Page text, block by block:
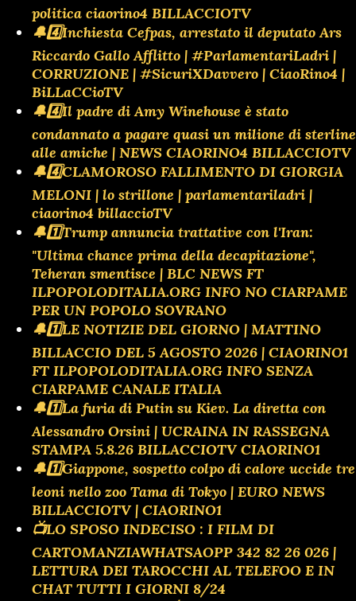
politica ciaorino4 BILLACCIOTV
🔔4️⃣Inchiesta Cefpas, arrestato il deputato Ars
Riccardo Gallo Afflitto | #ParlamentariLadri |
CORRUZIONE | #SicuriXDavvero | CiaoRino4 |
BiLLaCCioTV
🔔4️⃣Il padre di Amy Winehouse è stato
condannato a pagare quasi un milione di sterline
alle amiche | NEWS CIAORINO4 BILLACCIOTV
🔔4️⃣CLAMOROSO FALLIMENTO DI GIORGIA
MELONI | lo strillone | parlamentariladri |
ciaorino4 billaccioTV
🔔1️⃣Trump annuncia trattative con l'Iran:
"Ultima chance prima della decapitazione",
Teheran smentisce | BLC NEWS FT
ILPOPOLODITALIA.ORG INFO NO CIARPAME
PER UN POPOLO SOVRANO
🔔1️⃣LE NOTIZIE DEL GIORNO | MATTINO
BILLACCIO DEL 5 AGOSTO 2026 | CIAORINO1
FT ILPOPOLODITALIA.ORG INFO SENZA
CIARPAME CANALE ITALIA
🔔1️⃣La furia di Putin su Kiev. La diretta con
Alessandro Orsini | UCRAINA IN RASSEGNA
STAMPA 5.8.26 BILLACCIOTV CIAORINO1
🔔1️⃣Giappone, sospetto colpo di calore uccide tre
leoni nello zoo Tama di Tokyo | EURO NEWS
BILLACCIOTV | CIAORINO1
📺LO SPOSO INDECISO : I FILM DI
CARTOMANZIAWHATSAOPP 342 82 26 026 |
LETTURA DEI TAROCCHI AL TELEFOO E IN
CHAT TUTTI I GIORNI 8/24